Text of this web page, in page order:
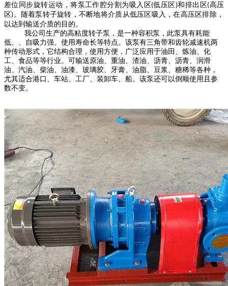
差位同步旋转运动，将泵工作腔分割为吸入区 (低压区 )和排出区 (高压
区)。随着泵转子旋转，不断地将介质从低压区吸入，在高压区排除，
以达到输送介质的目的。
我公司生产的高粘度转子泵，是一种容积泵，此泵具有耗能
低、、自吸力强、使用寿命长等特点。该泵有三角带和齿轮减速机两
种传动形式，它结构合理，使用方便，广泛应用于油田、炼油、化
工、食品等等行业。可输送原油、重油、渣油、沥青、沥青、润滑
油、汽油、柴油、油漆、玻璃胶、牙膏、油脂、豆浆、糖稀等各种，
尤其适合港口、车站、工厂、装卸车、船。该泵还可以倒顺使用且参
数不变。